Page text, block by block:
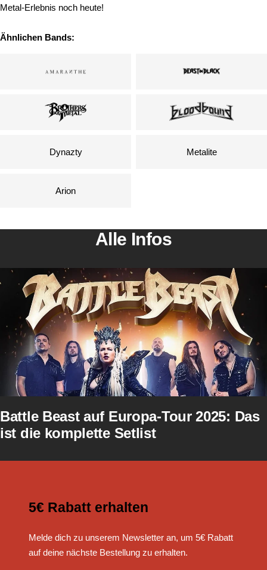
Metal-Erlebnis noch heute!
Ähnlichen Bands:
Dynazty Metalite
Arion
Alle Infos
Battle Beast auf Europa-Tour 2025: Das
ist die komplette Setlist
5€ Rabatt erhalten
Melde dich zu unserem Newsletter an, um 5€ Rabatt
auf deine nächste Bestellung zu erhalten.